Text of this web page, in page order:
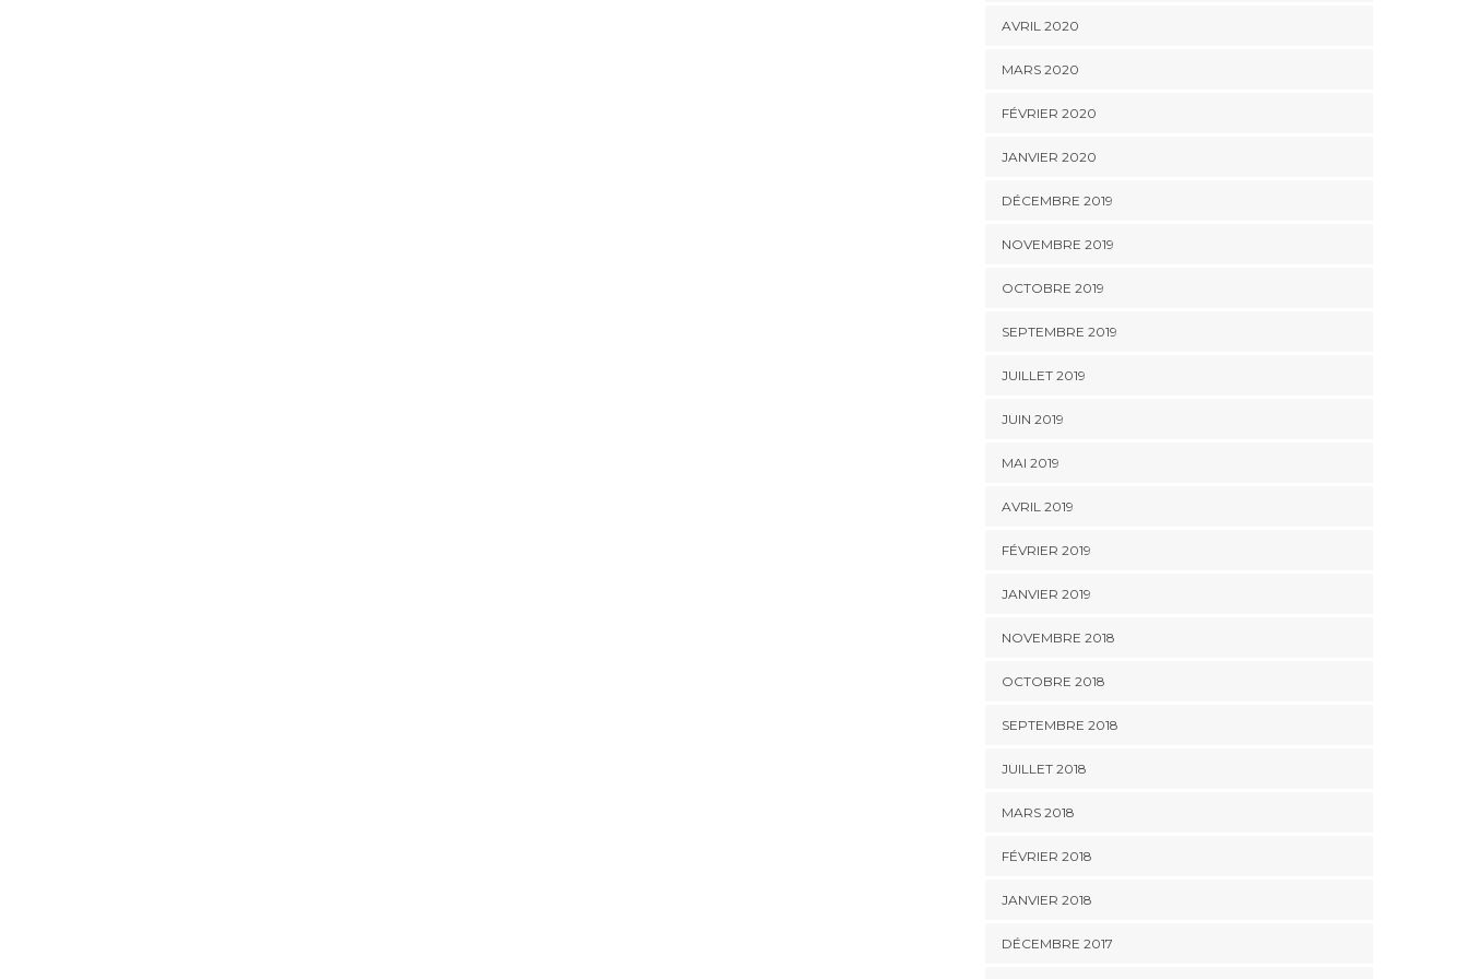
AVRIL 2020
MARS 2020
FÉVRIER 2020
JANVIER 2020
DÉCEMBRE 2019
NOVEMBRE 2019
OCTOBRE 2019
SEPTEMBRE 2019
JUILLET 2019
JUIN 2019
MAI 2019
AVRIL 2019
FÉVRIER 2019
JANVIER 2019
NOVEMBRE 2018
OCTOBRE 2018
SEPTEMBRE 2018
JUILLET 2018
MARS 2018
FÉVRIER 2018
JANVIER 2018
DÉCEMBRE 2017